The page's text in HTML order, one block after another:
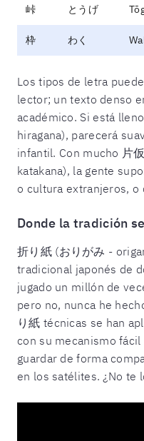
峠 とうげ
枠 わく
Los tipos de letra
lector; un texto denso
académico. Si está
hiragana), parecerá
infantil. Con mucho 片
katakana), la gente
o cultura extranjeros, o
Donde la tradición
折り紙 (おりがみ -
tradicional japonés de
jugado un millón de
pero no, nunca he
り紙 técnicas se han
con su mecanismo
guardar de forma
en los satélites. ¿No te